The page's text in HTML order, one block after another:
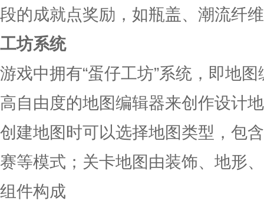
段的成就点奖励，如瓶盖、潮流纤
工坊系统
游戏中拥有“蛋仔工坊”系统，即地
高自由度的地图编辑器来创作设计
创建地图时可以选择地图类型，包
赛等模式；关卡地图由装饰、地形
组件构成